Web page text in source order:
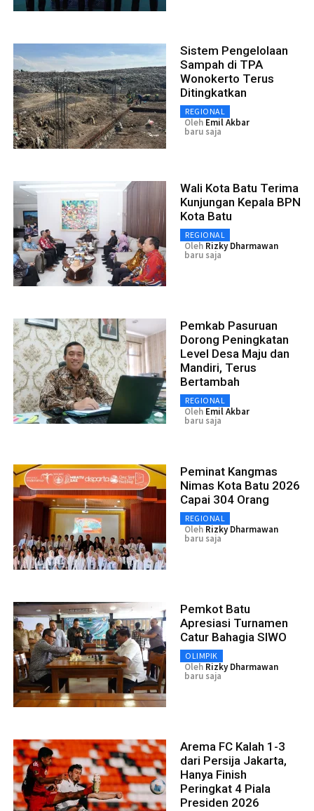
Sistem Pengelolaan
Sampah di TPA
Wonokerto Terus
Ditingkatkan
REGIONAL
Oleh Emil Akbar
baru saja
Wali Kota Batu Terima
Kunjungan Kepala BPN
Kota Batu
REGIONAL
Oleh Rizky Dharmawan
baru saja
Pemkab Pasuruan
Dorong Peningkatan
Level Desa Maju dan
Mandiri, Terus
Bertambah
REGIONAL
Oleh Emil Akbar
baru saja
Peminat Kangmas
Nimas Kota Batu 2026
Capai 304 Orang
REGIONAL
Oleh Rizky Dharmawan
baru saja
Pemkot Batu
Apresiasi Turnamen
Catur Bahagia SIWO
OLIMPIK
Oleh Rizky Dharmawan
baru saja
Arema FC Kalah 1-3
dari Persija Jakarta,
Hanya Finish
Peringkat 4 Piala
Presiden 2026